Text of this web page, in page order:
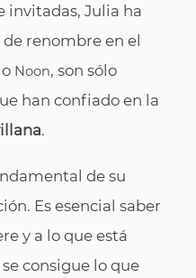
invitadas, Julia ha
renombre en el
o Noon, son sólo
han confiado en la
.
de su
Es esencial saber
y a lo que está
consigue lo que